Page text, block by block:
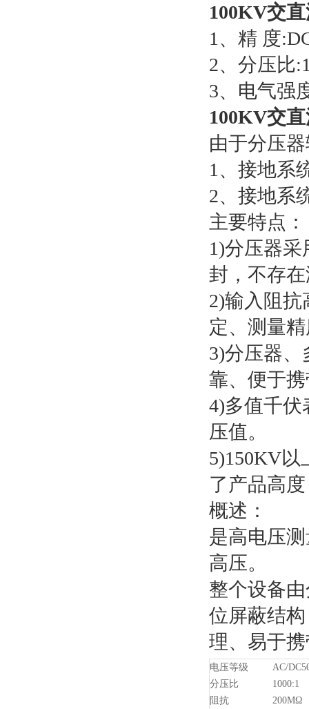
100KV交
1、精 度
2、分压比
3、电气强
100KV交
由于分压
1、接地系
2、接地系
主要特点：
1)分压器
封，不存
2)输入阻
定、测量
3)分压器
靠、便于
4)多值千
压值。
5)150KV
了产品高
概述：
是高电压
高压。
整个设备
位屏蔽结
理、易于
电压等级
AC/
分压比
1000:1
阻抗
200MΩ